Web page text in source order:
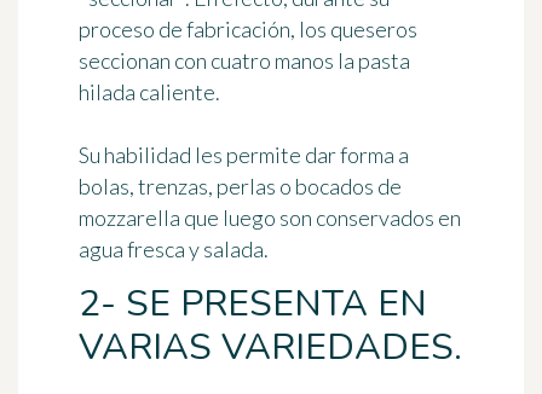
proceso de fabricación, los queseros
seccionan con cuatro manos la pasta
hilada caliente.
Su habilidad les permite dar forma a
bolas, trenzas, perlas o bocados de
mozzarella que luego son conservados en
agua fresca y salada.
2- SE PRESENTA EN
VARIAS VARIEDADES.